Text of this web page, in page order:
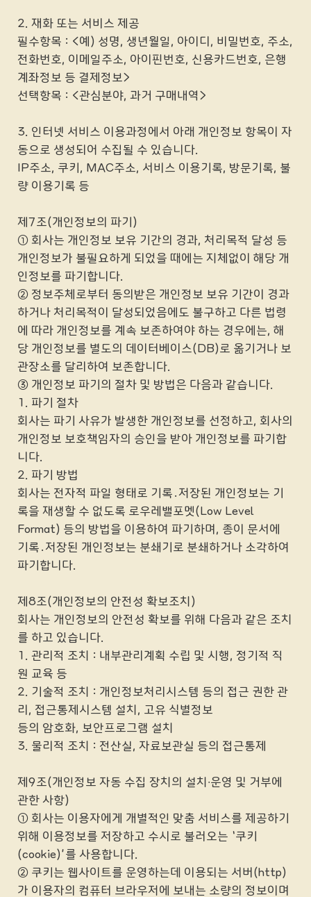
2. 재화 또는 서비스 제공
필수항목 : <예) 성명, 생년월일, 아이디, 비밀번호, 주소,
전화번호, 이메일주소, 아이핀번호, 신용카드번호, 은행
계좌정보 등 결제정보>
선택항목 : <관심분야, 과거 구매내역>
3. 인터넷 서비스 이용과정에서 아래 개인정보 항목이 자
동으로 생성되어 수집될 수 있습니다.
IP주소, 쿠키, MAC주소, 서비스 이용기록, 방문기록, 불
량 이용기록 등
제7조(개인정보의 파기)
① 회사는 개인정보 보유 기간의 경과, 처리목적 달성 등
개인정보가 불필요하게 되었을 때에는 지체없이 해당 개
인정보를 파기합니다.
② 정보주체로부터 동의받은 개인정보 보유 기간이 경과
하거나 처리목적이 달성되었음에도 불구하고 다른 법령
에 따라 개인정보를 계속 보존하여야 하는 경우에는, 해
당 개인정보를 별도의 데이터베이스(DB)로 옮기거나 보
관장소를 달리하여 보존합니다.
③ 개인정보 파기의 절차 및 방법은 다음과 같습니다.
1. 파기 절차
회사는 파기 사유가 발생한 개인정보를 선정하고, 회사의
개인정보 보호책임자의 승인을 받아 개인정보를 파기합
니다.
2. 파기 방법
회사는 전자적 파일 형태로 기록․저장된 개인정보는 기
록을 재생할 수 없도록 로우레밸포멧(Low Level
Format) 등의 방법을 이용하여 파기하며, 종이 문서에
기록․저장된 개인정보는 분쇄기로 분쇄하거나 소각하여
파기합니다.
제8조(개인정보의 안전성 확보조치)
회사는 개인정보의 안전성 확보를 위해 다음과 같은 조치
를 하고 있습니다.
1. 관리적 조치 : 내부관리계획 수립 및 시행, 정기적 직
원 교육 등
2. 기술적 조치 : 개인정보처리시스템 등의 접근 권한 관
리, 접근통제시스템 설치, 고유 식별정보
등의 암호화, 보안프로그램 설치
3. 물리적 조치 : 전산실, 자료보관실 등의 접근통제
제9조(개인정보 자동 수집 장치의 설치∙운영 및 거부에
관한 사항)
① 회사는 이용자에게 개별적인 맞춤 서비스를 제공하기
위해 이용정보를 저장하고 수시로 불러오는 ‘쿠키
(cookie)’를 사용합니다.
② 쿠키는 웹사이트를 운영하는데 이용되는 서버(http)
가 이용자의 컴퓨터 브라우저에 보내는 소량의 정보이며